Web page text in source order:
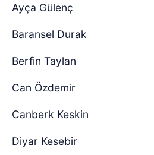
Ayça Gülenç
Baransel Durak
Berfin Taylan
Can Özdemir
Canberk Keskin
Diyar Kesebir